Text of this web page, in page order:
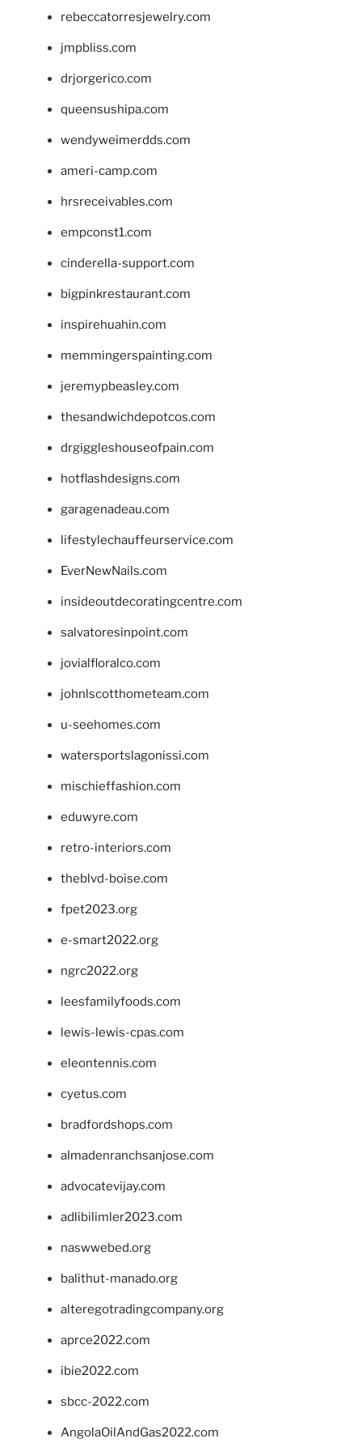
rebeccatorresjewelry.com
jmpbliss.com
drjorgerico.com
queensushipa.com
wendyweimerdds.com
ameri-camp.com
hrsreceivables.com
empconst1.com
cinderella-support.com
bigpinkrestaurant.com
inspirehuahin.com
memmingerspainting.com
jeremypbeasley.com
thesandwichdepotcos.com
drgiggleshouseofpain.com
hotflashdesigns.com
garagenadeau.com
lifestylechauffeurservice.com
EverNewNails.com
insideoutdecoratingcentre.com
salvatoresinpoint.com
jovialfloralco.com
johnlscotthometeam.com
u-seehomes.com
watersportslagonissi.com
mischieffashion.com
eduwyre.com
retro-interiors.com
theblvd-boise.com
fpet2023.org
e-smart2022.org
ngrc2022.org
leesfamilyfoods.com
lewis-lewis-cpas.com
eleontennis.com
cyetus.com
bradfordshops.com
almadenranchsanjose.com
advocatevijay.com
adlibilimler2023.com
naswwebed.org
balithut-manado.org
alteregotradingcompany.org
aprce2022.com
ibie2022.com
sbcc-2022.com
AngolaOilAndGas2022.com